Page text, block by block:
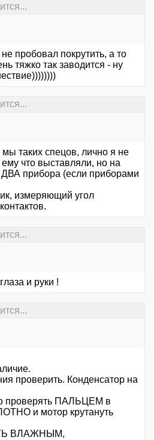
пробовал покрутить, а то
тяжко так заводится - ну
таких спецов, лично я не
что выставляли, но на
прибора (если приборами
измеряющий угол
и руки !
проверить. Конденсатор на
проверять ПАЛЬЦЕМ в
и мотор крутануть
ВЛАЖНЫМ,